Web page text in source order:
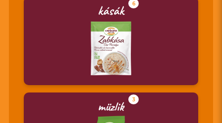
6
kásák
3
müzlik